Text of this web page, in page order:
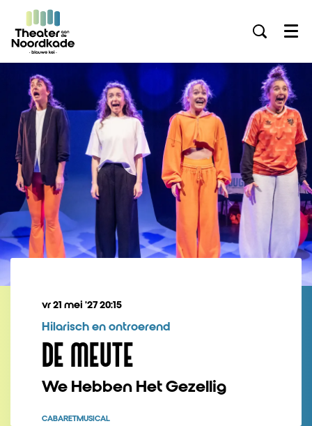
Menu
DE MEUTE
We Hebben Het Gezellig
Hilarisch en ontroerend
vr 21 mei ’2720:15
CABARETMUSICAL